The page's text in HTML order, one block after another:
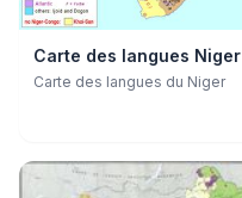
Carte des langues Niger
Carte des langues du Niger